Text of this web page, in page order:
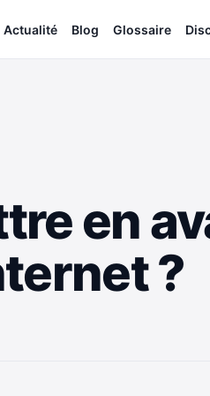
Actualité Blog Glossaire
en
?